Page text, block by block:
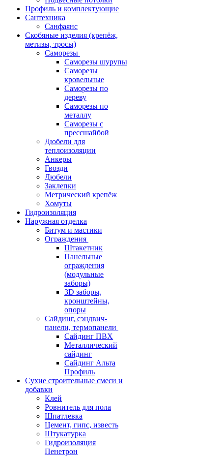
Профиль и комплектующие
Сантехника
Санфаянс
Скобяные изделия (крепёж,
метизы, тросы)
Саморезы
Саморезы шурупы
Саморезы
кровельные
Саморезы по
дереву
Саморезы по
металлу
Саморезы с
прессшайбой
Дюбели для
теплоизоляции
Анкеры
Гвозди
Дюбели
Заклепки
Метрический крепёж
Хомуты
Гидроизоляция
Наружная отделка
Битум и мастики
Ограждения
Штакетник
Панельные
ограждения
(модульные
заборы)
3D заборы,
кронштейны,
опоры
Cайдинг, сэндвич-
панели, термопанели
Сайдинг ПВХ
Металлический
сайдинг
Сайдинг Альта
Профиль
Сухие строительные смеси и
добавки
Клей
Ровнитель для пола
Шпатлевка
Цемент, гипс, известь
Штукатурка
Гидроизоляция
Пенетрон